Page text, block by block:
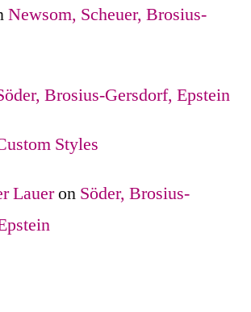
Newsom, Scheuer, Brosius-
Brosius-Gersdorf, Epstein
Styles
Laueron Söder, Brosius-